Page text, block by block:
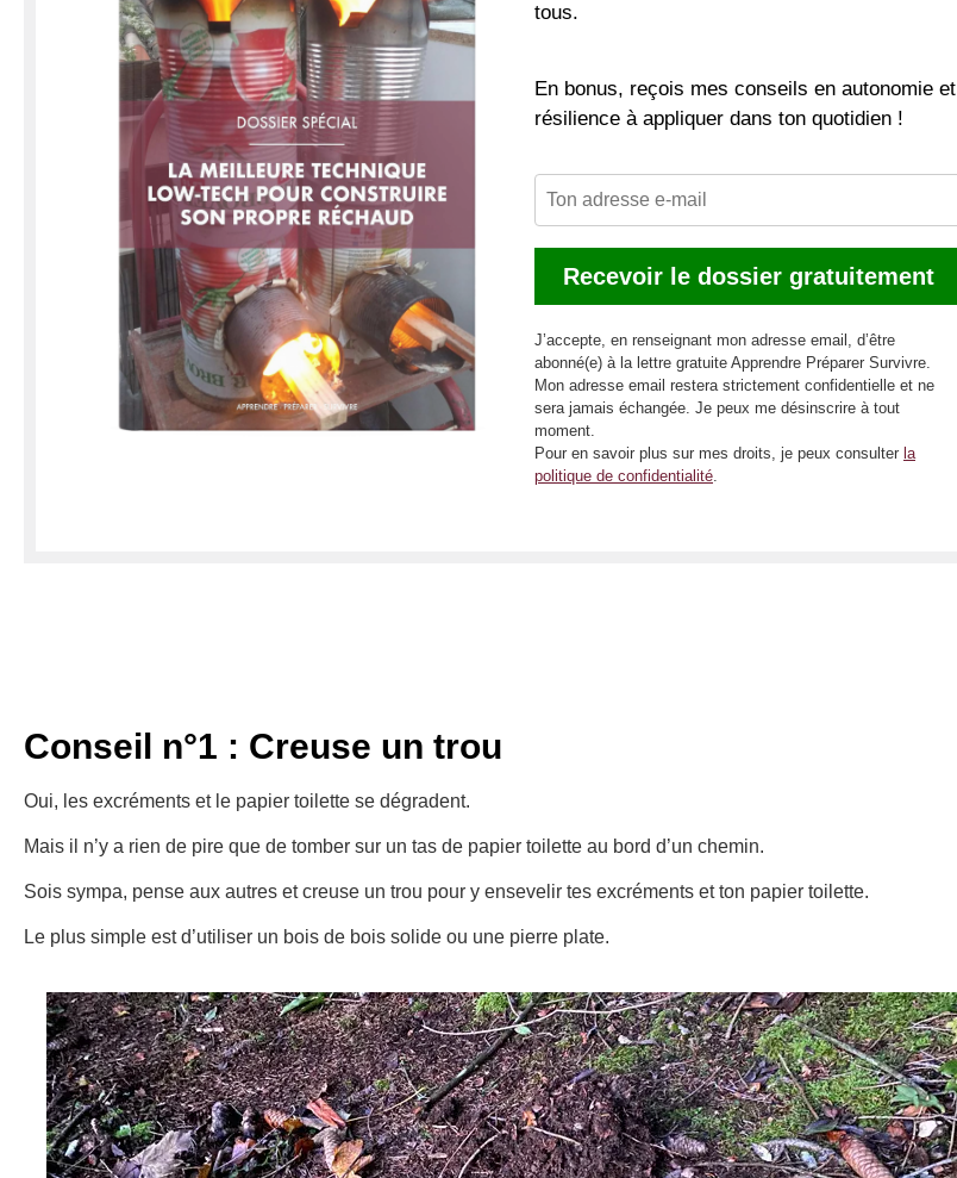
tous.
En bonus, reçois mes conseils en autonomie et
résilience à appliquer dans ton quotidien !
J’accepte, en renseignant mon adresse email, d’être
abonné(e) à la lettre gratuite Apprendre Préparer Survivre.
Mon adresse email restera strictement confidentielle et ne
sera jamais échangée. Je peux me désinscrire à tout
moment.
Pour en savoir plus sur mes droits, je peux consulter la
politique de confidentialité.
Conseil n°1 : Creuse un trou
Oui, les excréments et le papier toilette se dégradent.
Mais il n’y a rien de pire que de tomber sur un tas de papier toilette au bord d’un chemin.
Sois sympa, pense aux autres et creuse un trou pour y ensevelir tes excréments et ton papier toilette.
Le plus simple est d’utiliser un bois de bois solide ou une pierre plate.